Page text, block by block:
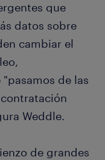
que
datos sobre
cambiar el
de las
Weddle.
de grandes